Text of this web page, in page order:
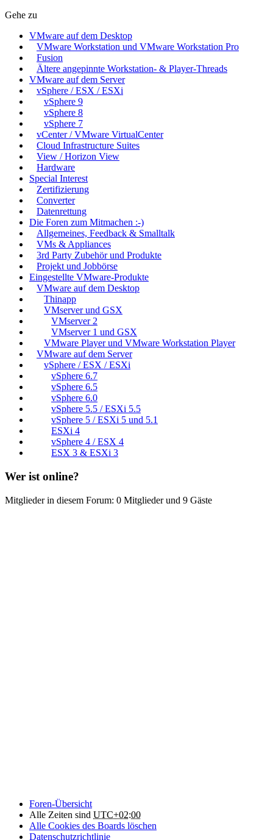
Gehe zu
VMware auf dem Desktop
VMware Workstation und VMware Workstation Pro
Fusion
Ältere angepinnte Workstation- & Player-Threads
VMware auf dem Server
vSphere / ESX / ESXi
vSphere 9
vSphere 8
vSphere 7
vCenter / VMware VirtualCenter
Cloud Infrastructure Suites
View / Horizon View
Hardware
Special Interest
Zertifizierung
Converter
Datenrettung
Die Foren zum Mitmachen :-)
Allgemeines, Feedback & Smalltalk
VMs & Appliances
3rd Party Zubehör und Produkte
Projekt und Jobbörse
Eingestellte VMware-Produkte
VMware auf dem Desktop
Thinapp
VMserver und GSX
VMserver 2
VMserver 1 und GSX
VMware Player und VMware Workstation Player
VMware auf dem Server
vSphere / ESX / ESXi
vSphere 6.7
vSphere 6.5
vSphere 6.0
vSphere 5.5 / ESXi 5.5
vSphere 5 / ESXi 5 und 5.1
ESXi 4
vSphere 4 / ESX 4
ESX 3 & ESXi 3
Wer ist online?
Mitglieder in diesem Forum: 0 Mitglieder und 9 Gäste
Foren-Übersicht
Alle Zeiten sind UTC+02:00
Alle Cookies des Boards löschen
Datenschutzrichtlinie